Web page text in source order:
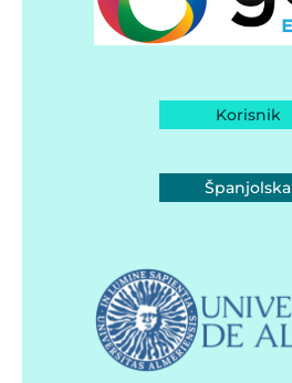
Korisnik
Španjolska